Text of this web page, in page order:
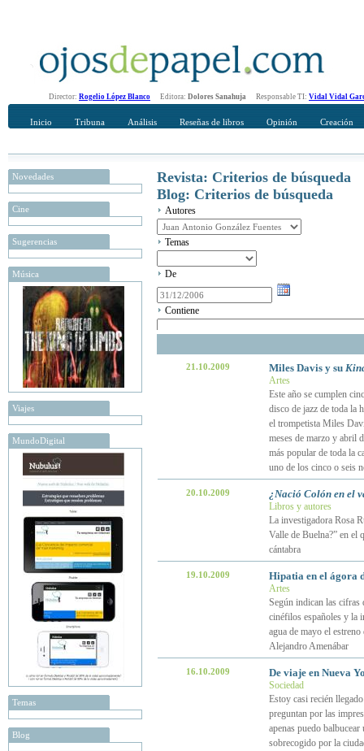
Director: Rogelio López Blanco Editora: Dolores Sanahuja Responsable TI: Vidal Vidal
Inicio Tribuna Análisis Reseñas de libros Opinión Creación
Novedades
Cine
Sugerencias
Música
Viajes
MundoDigital
Temas
Blog
Revista: Criterios de búsqueda
Blog: Criterios de búsqueda
Autores
Temas
De
Contiene
21.10.2009 Miles Davis y su
Artes
Este año se cumplen
disco de jazz de toda la
el trompetista Miles
meses de marzo y abril
más popular de toda la
uno de los cinco o seis
20.10.2009 ¿Nació Colón en el
Libros y autores
La investigadora Rosa
Valle de Buelna?” en el
cántabra
19.10.2009 Hipatia en el ágora
Artes
Según indican las cifras
cinéfilos españoles y la
agua de mayo el
Alejandro Amenábar
16.10.2009 De viaje en Nueva
Sociedad
Estoy casi recién
preguntan por las
apenas puedo
sobrecogido por la